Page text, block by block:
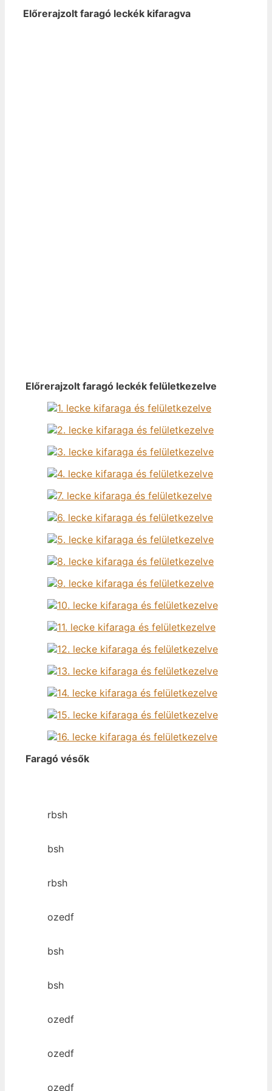
Előrerajzolt faragó leckék kifaragva
Előrerajzolt faragó leckék felületkezelve
Faragó vésők
rbsh
bsh
rbsh
ozedf
bsh
bsh
ozedf
ozedf
ozedf